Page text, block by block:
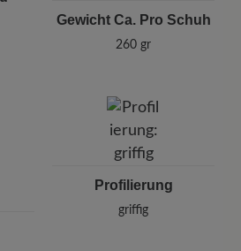
Gewicht Ca. Pro Schuh
260 gr
Profilierung
griffig